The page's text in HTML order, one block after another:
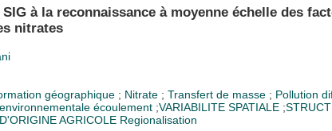
à la reconnaissance à moyenne échelle des
nitrates
géographique ; Nitrate ; Transfert de masse ; Pollution
écoulement ;VARIABILITE SPATIALE ;
AGRICOLE Regionalisation